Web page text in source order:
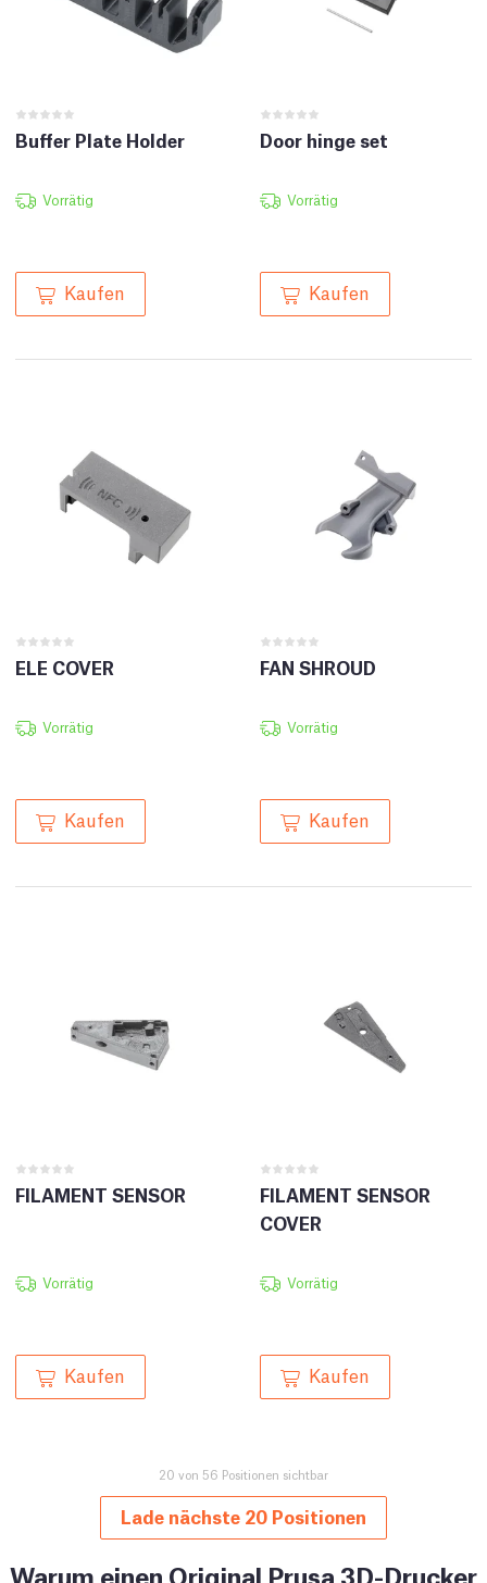
Buffer Plate Holder
Vorrätig
Kaufen
Door hinge set
Vorrätig
Kaufen
ELE COVER
Vorrätig
Kaufen
FAN SHROUD
Vorrätig
Kaufen
FILAMENT SENSOR
Vorrätig
Kaufen
FILAMENT SENSOR
COVER
Vorrätig
Kaufen
20 von 56 Positionen sichtbar
Lade nächste 20 Positionen
Warum einen Original Prusa 3D-Drucker